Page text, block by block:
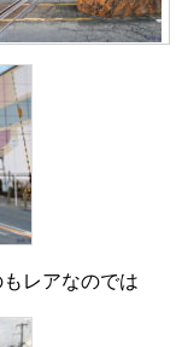
レアなのでは